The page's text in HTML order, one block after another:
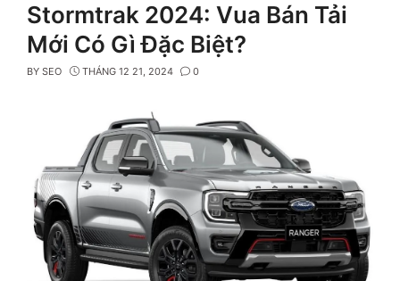
Stormtrak 2024: Vua Bán Tải
Mới Có Gì Đặc Biệt?
BY SEO THÁNG 12 21, 2024 0